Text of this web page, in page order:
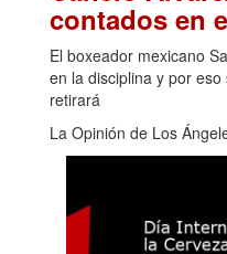
contados en
El boxeador mexicano
en la disciplina y por
retirará
La Opinión de Los